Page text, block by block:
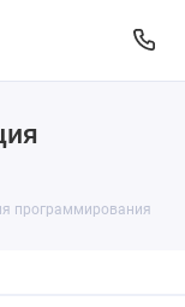
программирования